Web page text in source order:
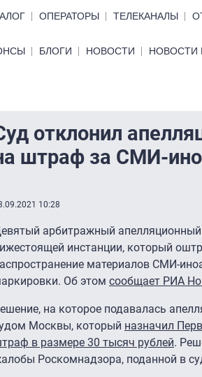
ОПЕРАТОРЫ ТЕЛЕКАНАЛЫ
links bottom
БЛОГИ НОВОСТИ НОВОСТИ
отклонил
штраф за СМИ-
10:28
арбитражный апелляционный
инстанции, который
материалов СМИ-
Об этом сообщает РИА
на которое подавалась
Москвы, который назначил
в размере 30 тысяч рублей.
Роскомнадзора, поданной в